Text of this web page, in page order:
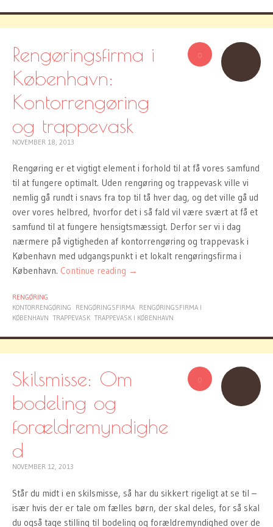
0
Rengøringsfirma i
København:
Kontorrengøring
og trappevask
NOVEMBER 18, 2013
Rengøring er et vigtigt element i forhold til at få vores samfund
til at fungere optimalt. Uden rengøring og trappevask ville vi
nemlig gå rundt i snavs fra top til tå hver dag, og det ville gå ud
over vores helbred, hvorfor det i så fald vil være svært at få et
samfund til at fungere hensigtsmæssigt. Derfor ser vi i dag
nærmere på vigtigheden af kontorrengøring og trappevask i
København med udgangspunkt i et lokalt rengøringsfirma i
København. Continue reading →
RENGØRING
KONTORRENGØRING
RENGØRINGSFIRMA RENGØRINGSFIRMA I
KØBENHAVN TRAPPEVASK TRAPPEVASK I KØBENHAVN
0
Skilsmisse: Om
bodeling og
forældremyndighe
d
NOVEMBER 12, 2013
Står du midt i en skilsmisse, så har du sikkert rigeligt at se til –
især hvis der er tale om fælles børn, der skal deles, for så skal
du også tage stilling til bodeling og forældremyndighed over de